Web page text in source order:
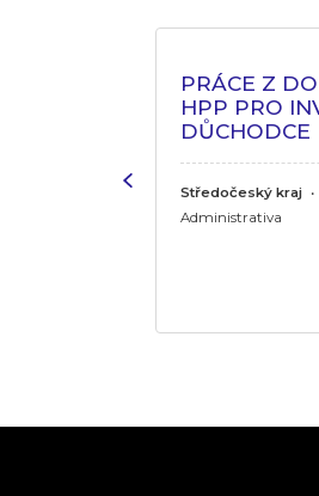
PRÁCE Z
HPP PRO
DŮCHODCE
Středočeský kraj •
Administrativa